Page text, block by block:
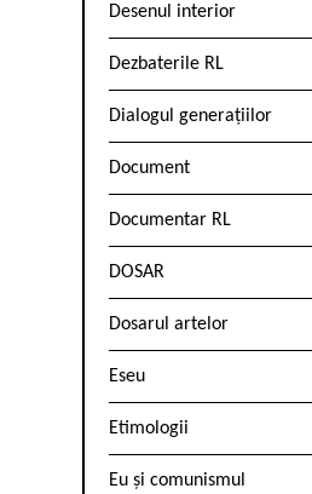
Desenul interior
Dezbaterile RL
Dialogul generațiilor
Document
Documentar RL
DOSAR
Dosarul artelor
Eseu
Etimologii
Eu și comunismul